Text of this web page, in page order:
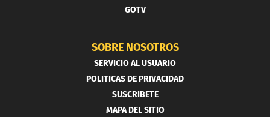
GOTV
SOBRE NOSOTROS
SERVICIO AL USUARIO
POLITICAS DE PRIVACIDAD
SUSCRIBETE
MAPA DEL SITIO